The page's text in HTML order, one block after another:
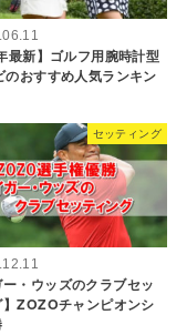
最新】ゴルフ用腕時計型
のおすすめ人気ランキン
セッティング
ー・ウッズのクラブセッ
ZOZOチャンピオンシ